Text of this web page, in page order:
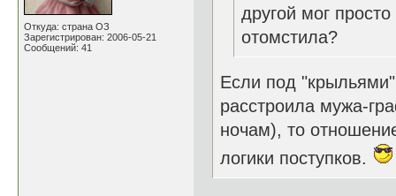
Откуда: страна ОЗ
Зарегистрирован: 2006-05-21
Сообщений: 41
другой мог
отомстила?
Если под
расстроила мужа-
ночам), то
логики поступков.